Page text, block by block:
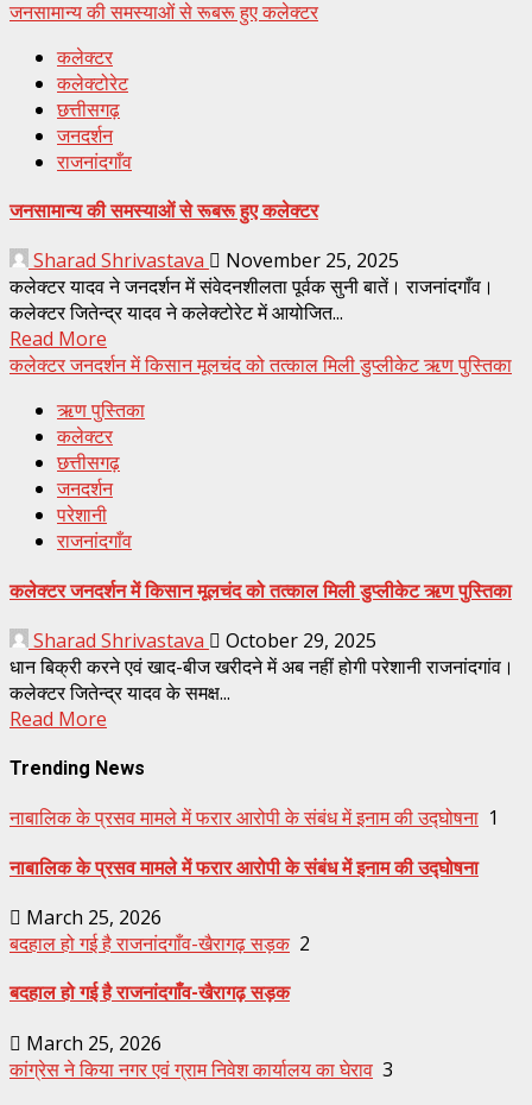
जनसामान्य की समस्याओं से रूबरू हुए कलेक्टर
कलेक्टर
कलेक्टोरेट
छत्तीसगढ़
जनदर्शन
राजनांदगाँव
जनसामान्य की समस्याओं से रूबरू हुए कलेक्टर
Sharad Shrivastava
November 25, 2025
कलेक्टर यादव ने जनदर्शन में संवेदनशीलता पूर्वक सुनी बातें। राजनांदगाँव।
कलेक्टर जितेन्द्र यादव ने कलेक्टोरेट में आयोजित...
Read More
कलेक्टर जनदर्शन में किसान मूलचंद को तत्काल मिली डुप्लीकेट ऋण पुस्तिका
ऋण पुस्तिका
कलेक्टर
छत्तीसगढ़
जनदर्शन
परेशानी
राजनांदगाँव
कलेक्टर जनदर्शन में किसान मूलचंद को तत्काल मिली डुप्लीकेट ऋण पुस्तिका
Sharad Shrivastava
October 29, 2025
धान बिक्री करने एवं खाद-बीज खरीदने में अब नहीं होगी परेशानी राजनांदगांव।
कलेक्टर जितेन्द्र यादव के समक्ष...
Read More
Trending News
नाबालिक के प्रसव मामले में फरार आरोपी के संबंध में इनाम की उद्घोषना 1
नाबालिक के प्रसव मामले में फरार आरोपी के संबंध में इनाम की उद्घोषना
March 25, 2026
बदहाल हो गई है राजनांदगाँव-खैरागढ़ सड़क 2
बदहाल हो गई है राजनांदगाँव-खैरागढ़ सड़क
March 25, 2026
कांग्रेस ने किया नगर एवं ग्राम निवेश कार्यालय का घेराव 3